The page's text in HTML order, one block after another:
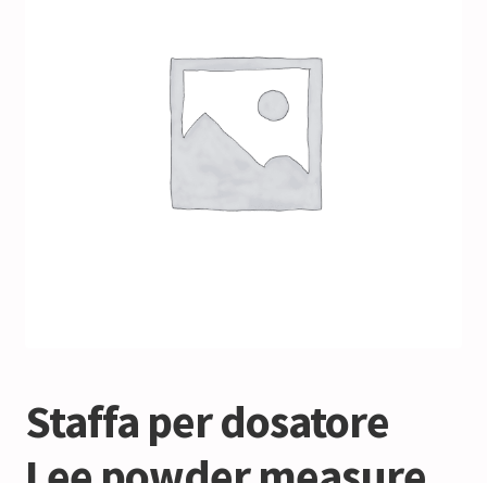
Staffa per dosatore